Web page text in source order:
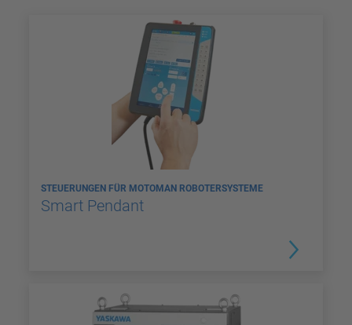
STEUERUNGEN FÜR MOTOMAN ROBOTERSYSTEME
Smart Pendant